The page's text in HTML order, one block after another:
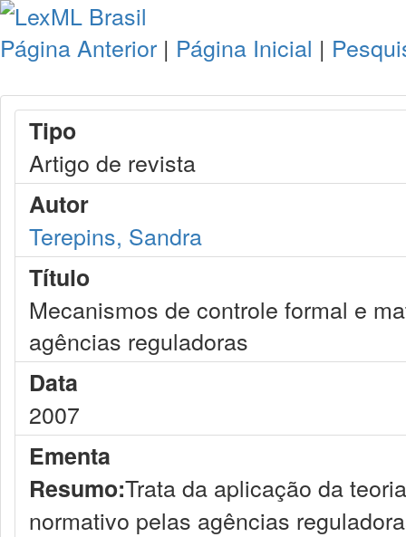
Página Anterior | Página Inicial |
Tipo
Artigo de revista
Autor
Terepins, Sandra
Título
Mecanismos de controle formal e
agências reguladoras
Data
2007
Ementa
Resumo:Trata da aplicação da
normativo pelas agências